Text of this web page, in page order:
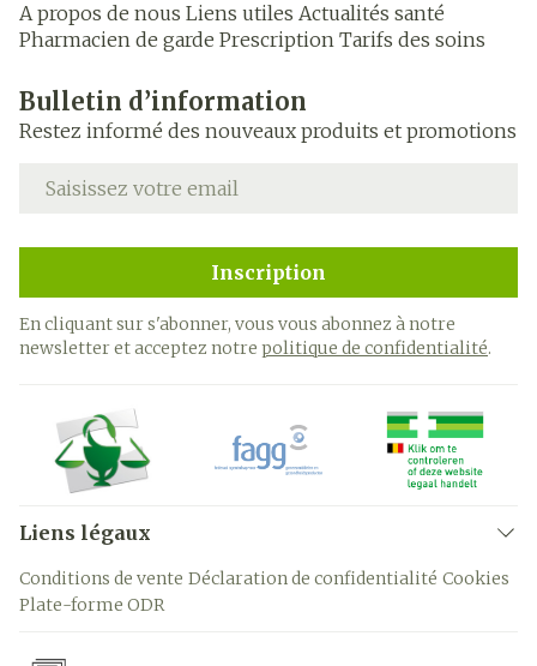
A propos de nous Liens utiles Actualités santé
Pharmacien de garde Prescription Tarifs des soins
Bulletin d’information
Restez informé des nouveaux produits et promotions
Adresse mail
Inscription
En cliquant sur s'abonner, vous vous abonnez à notre
newsletter et acceptez notre politique de confidentialité.
Liens légaux
Conditions de vente Déclaration de confidentialité Cookies
Plate-forme ODR